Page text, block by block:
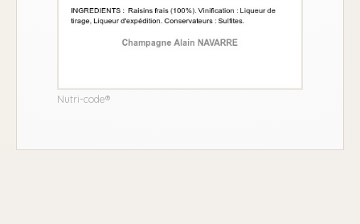
Nutri-code®